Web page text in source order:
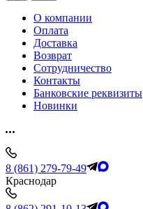
О компании
Оплата
Доставка
Возврат
Сотрудничество
Контакты
Банковские реквизиты
Новинки
8 (861) 279-79-49
Краснодар